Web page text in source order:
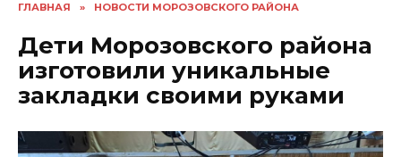
ГЛАВНАЯ » НОВОСТИ МОРОЗОВСКОГО РАЙОНА
Дети Морозовского района
изготовили уникальные
закладки своими руками